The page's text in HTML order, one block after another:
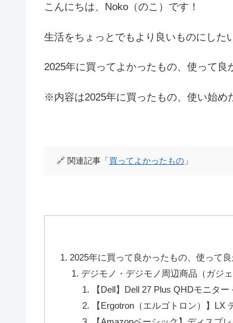
こんにちは、Noko（のこ）です！
生活をちょっとでもより良いものにした
2025年に買ってよかったもの、使って良
※内容は2025年に買ったもの、使い始め
🔗 関連記事「買ってよかったもの 」
2025年に買って良かったもの、使って
デジモノ・デジモノ周辺商品（ガジェ
【Dell】Dell 27 Plus QHDモニター
【Ergotron（エルゴトロン）】